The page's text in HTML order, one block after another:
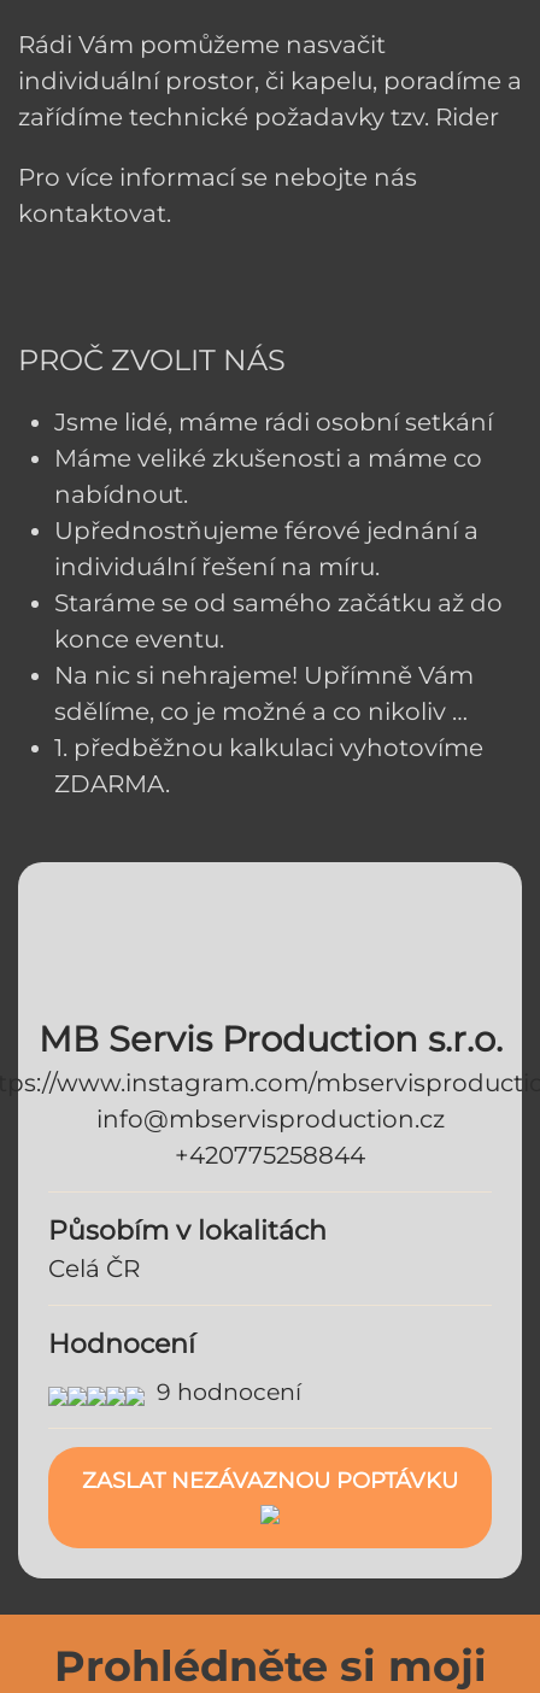
Rádi Vám pomůžeme nasvačit
individuální prostor, či kapelu, poradíme a
zařídíme technické požadavky tzv. Rider
Pro více informací se nebojte nás
kontaktovat.
PROČ ZVOLIT NÁS
Jsme lidé, máme rádi osobní setkání
Máme veliké zkušenosti a máme co
nabídnout.
Upřednostňujeme férové jednání a
individuální řešení na míru.
Staráme se od samého začátku až do
konce eventu.
Na nic si nehrajeme! Upřímně Vám
sdělíme, co je možné a co nikoliv …
1. předběžnou kalkulaci vyhotovíme
ZDARMA.
MB Servis Production s.r.o.
www.instagram.com/
info@mbservisproduction.cz
+420775258844
Působím v lokalitách
Celá ČR
Hodnocení
9 hodnocení
ZASLAT NEZÁVAZNOU POPTÁVKU
Prohlédněte si moji